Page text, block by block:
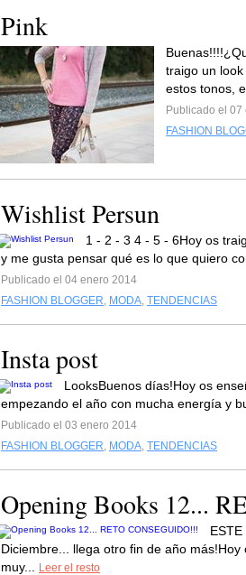
Pink
traigo un
estos tonos,
Publicado el
FASHION
Wishlist Persun
1 - 2 - 3 4 - 5 - 6Hoy os
y me gusta pensar qué es lo que quiero
Publicado el 04 enero 2014
FASHION BLOGGER, MODA, TENDENCIAS
Insta post
LooksBuenos días!Hoy os
empezando el año con mucha energía y
Publicado el 03 enero 2014
FASHION BLOGGER, MODA, TENDENCIAS
Opening Books 12...
Diciembre... llega otro fin de año
muy...
Leer el resto